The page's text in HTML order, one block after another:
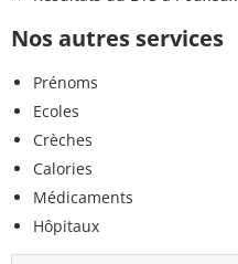
Nos autres services
Prénoms
Ecoles
Crèches
Calories
Médicaments
Hôpitaux